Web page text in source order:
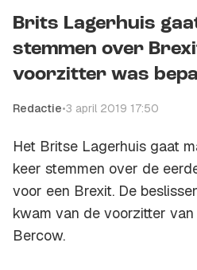
Brits Lagerhuis
stemmen over
voorzitter was
Redactie•3 april 2019 17:50
Het Britse Lagerhuis gaat
keer stemmen over de
voor een Brexit. De
kwam van de voorzitter
Bercow.